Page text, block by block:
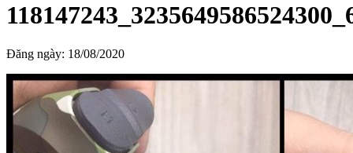
Đăng ngày: 18/08/2020